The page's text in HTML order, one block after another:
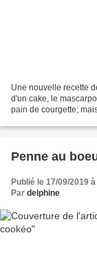
Une nouvelle recette
d'un cake, le
pain de courgette;
Publié le 17/09/2019
Par delphine